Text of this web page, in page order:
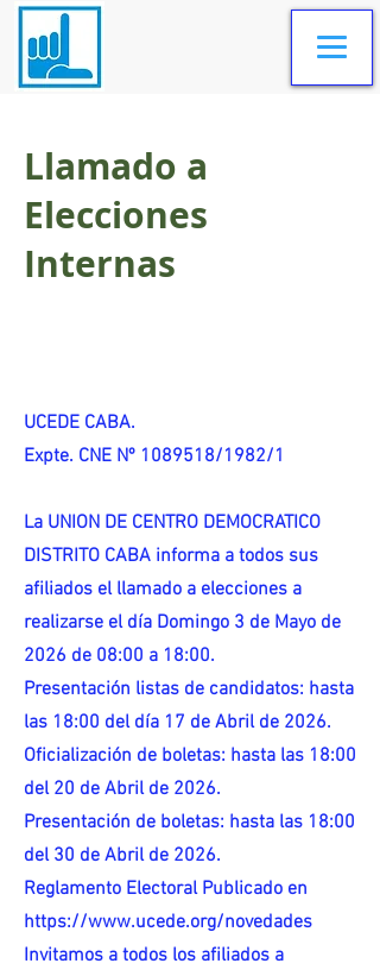
Llamado a
Elecciones
Internas
UCEDE CABA.
Expte. CNE Nº 1089518/1982/1
La UNION DE CENTRO DEMOCRATICO
DISTRITO CABA informa a todos sus
afiliados el llamado a elecciones a
realizarse el día Domingo 3 de Mayo de
2026 de 08:00 a 18:00.
Presentación listas de candidatos: hasta
las 18:00 del día 17 de Abril de 2026.
Oficialización de boletas: hasta las 18:00
del 20 de Abril de 2026.
Presentación de boletas: hasta las 18:00
del 30 de Abril de 2026.
Reglamento Electoral Publicado en
https://www.ucede.org/novedades
Invitamos a todos los afiliados a